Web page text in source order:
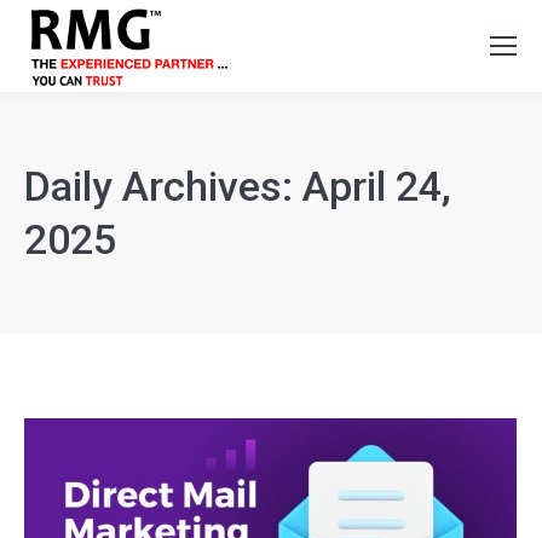
Daily Archives: April 24,
2025